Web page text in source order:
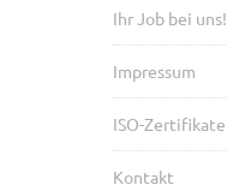
Ihr Job bei uns!
Impressum
ISO-Zertifikate
Kontakt